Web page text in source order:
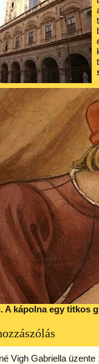
A kápolna egy titkos
Vigh Gabriella üzente